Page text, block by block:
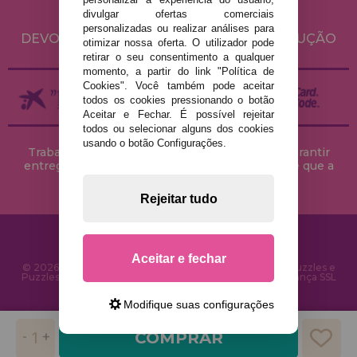
COMPRAR
ENVIO E DEVOLUÇÕES
DEVOLUÇÕES / DIREITO DE LIVRE RESOLUÇÃO
Trabalhamos com stocks permanentes para garantir
entregas rápidas no território peninsular, desde que a
© 2026 CasaDoPuzzle.com - Loja Online para comprar Puzzles e
Puzzles na Internet. Entrega rápida em 24 horas e segurança SSL
divulgar ofertas comerciais
personalizadas ou realizar análises para
otimizar nossa oferta. O utilizador pode
retirar o seu consentimento a qualquer
momento, a partir do link "Política de
Cookies". Você também pode aceitar
todos os cookies pressionando o botão
Aceitar e Fechar. É possível rejeitar
todos ou selecionar alguns dos cookies
usando o botão Configurações.
Rejeitar tudo
Aceitar e fechar
Modifique suas configurações